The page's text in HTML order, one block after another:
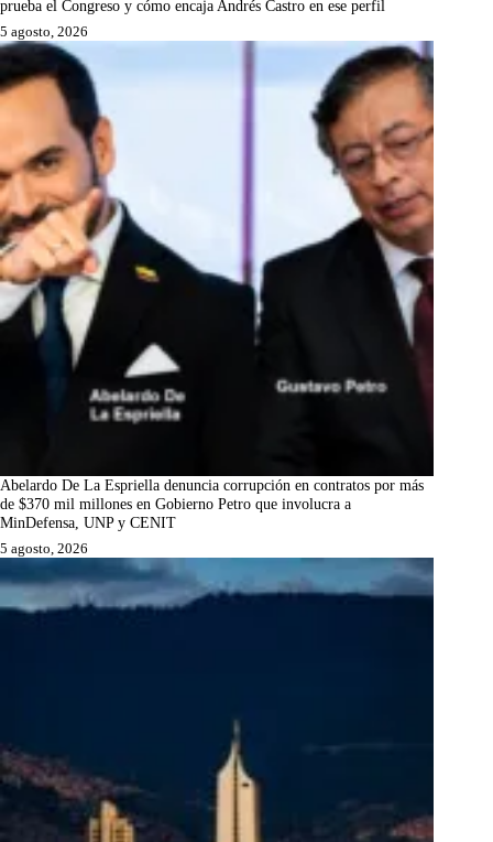
prueba el Congreso y cómo encaja Andrés Castro en ese perfil
5 agosto, 2026
Abelardo De La Espriella denuncia corrupción en contratos por más
de $370 mil millones en Gobierno Petro que involucra a
MinDefensa, UNP y CENIT
5 agosto, 2026